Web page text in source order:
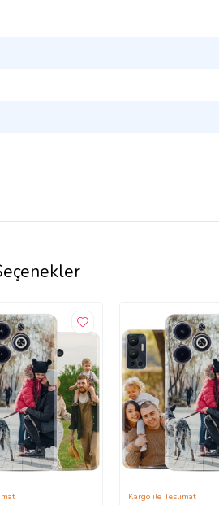
Kargo ile Teslimat